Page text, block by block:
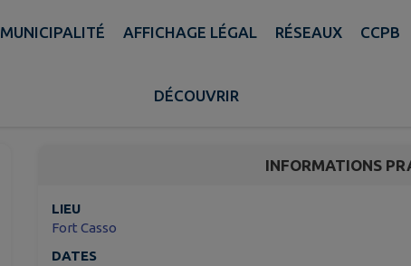
MUNICIPALITÉ AFFICHAGE LÉGAL RÉSEAUX CCPB
DÉCOUVRIR
INFORMATIONS
LIEU
Fort Casso
DATES